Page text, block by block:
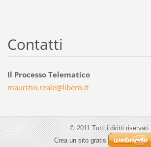
Contatti
Il Processo Telematico
maurizio.reale@libero.it
© 2011 Tutti i diritti riservati.
Crea un sito gratis